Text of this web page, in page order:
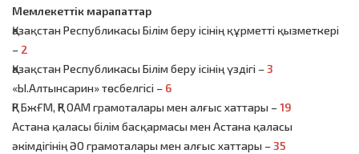
Мемлекеттік марапаттар
Қазақстан Республикасы Білім беру ісінің құрметті қызметкері
– 2
Қазақстан Республикасы Білім беру ісінің үздігі –3
«Ы.Алтынсарин» төсбелгісі – 6
ҚР БжҒМ, ҚР ОАМ грамоталары мен алғыс хаттары –19
Астана қаласы білім басқармасы мен Астана қаласы
әкімдігінің ӘО грамоталары мен алғыс хаттары –35